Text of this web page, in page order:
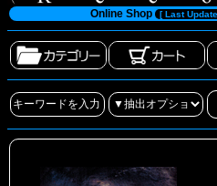
Online Shop [ Last